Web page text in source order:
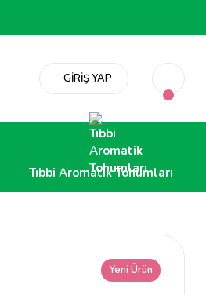
GİRİŞ YAP
Tıbbi Aromatik Tohumları
Yeni Ürün